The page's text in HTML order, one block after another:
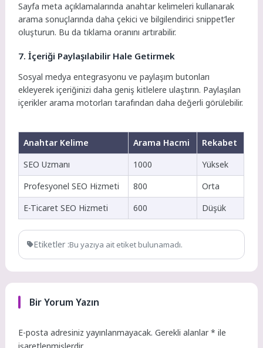
Sayfa meta açıklamalarında anahtar kelimeleri kullanarak
arama sonuçlarında daha çekici ve bilgilendirici snippet’ler
oluşturun. Bu da tıklama oranını artırabilir.
7. İçeriği Paylaşılabilir Hale Getirmek
Sosyal medya entegrasyonu ve paylaşım butonları
ekleyerek içeriğinizi daha geniş kitlelere ulaştırın. Paylaşılan
içerikler arama motorları tarafından daha değerli görülebilir.
Anahtar Kelime Arama Hacmi
Rekabet
SEO Uzmanı
1000
Yüksek
Profesyonel SEO Hizmeti
800
Orta
E-Ticaret SEO Hizmeti
600 Düşük
Etiketler :Bu yazıya ait etiket bulunamadı.
Bir Yorum Yazın
E-posta adresiniz yayınlanmayacak. Gerekli alanlar* ile